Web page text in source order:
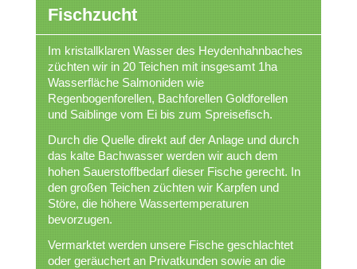
Fischzucht
Im kristallklaren Wasser des Heydenhahnbaches
züchten wir in 20 Teichen mit insgesamt 1ha
Wasserfläche Salmoniden wie
Regenbogenforellen, Bachforellen Goldforellen
und Saiblinge vom Ei bis zum Spreisefisch.
Durch die Quelle direkt auf der Anlage und durch
das kalte Bachwasser werden wir auch dem
hohen Sauerstoffbedarf dieser Fische gerecht. In
den großen Teichen züchten wir Karpfen und
Störe, die höhere Wassertemperaturen
bevorzugen.
Vermarktet werden unsere Fische geschlachtet
oder geräuchert an Privatkunden sowie an die